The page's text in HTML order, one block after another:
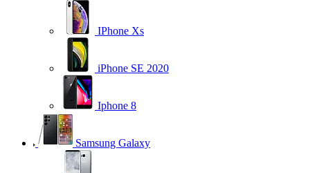
IPhone Xs
iPhone SE 2020
Iphone 8
Samsung Galaxy